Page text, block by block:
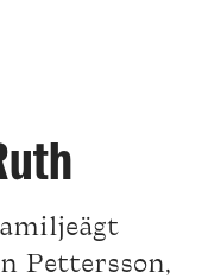
Pettersson,